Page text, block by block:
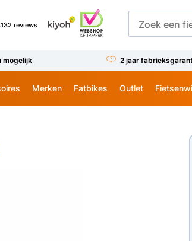
reviews
mogelijk 2 jaar
Merken Fatbikes Outlet